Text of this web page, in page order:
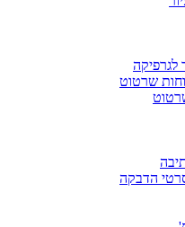
לגרפיקה
שרטוט
הדבקה